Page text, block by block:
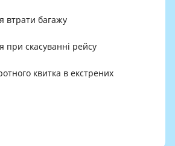
втрати багажу
при скасуванні рейсу
квитка в екстрених